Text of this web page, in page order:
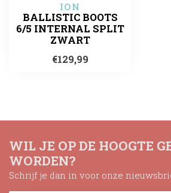
ION
BALLISTIC BOOTS
6/5 INTERNAL SPLIT
ZWART
€129,99
WIL JE OP DE HOOGTE
WORDEN?
Schrijf je dan in voor onze